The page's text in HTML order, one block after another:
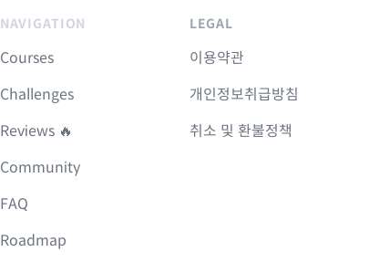
NAVIGATION
Courses
Challenges
Reviews 🔥
Community
FAQ
Roadmap
LEGAL
이용약관
개인정보취급방침
취소 및 환불정책